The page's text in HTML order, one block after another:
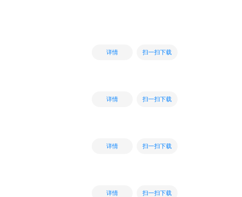
详情 扫一扫下载
详情 扫一扫下载
详情 扫一扫下载
详情 扫一扫下载